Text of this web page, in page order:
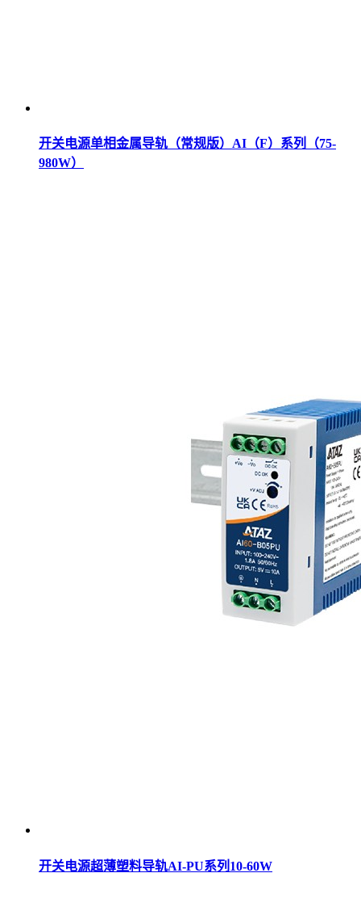
开关电源单相金属导轨（常规版）AI（F）系列（75-
980W）
开关电源超薄塑料导轨AI-PU系列10-60W